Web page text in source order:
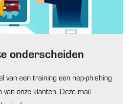
onderscheiden
van een training een nep-phishing
onze klanten. Deze mail